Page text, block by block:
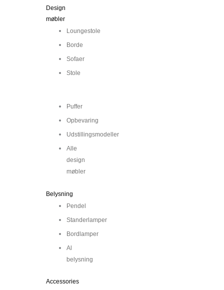
Design
møbler
Loungestole
Borde
Sofaer
Stole
Puffer
Opbevaring
Udstillingsmodeller
Alle
design
møbler
Belysning
Pendel
Standerlamper
Bordlamper
Al
belysning
Accessories